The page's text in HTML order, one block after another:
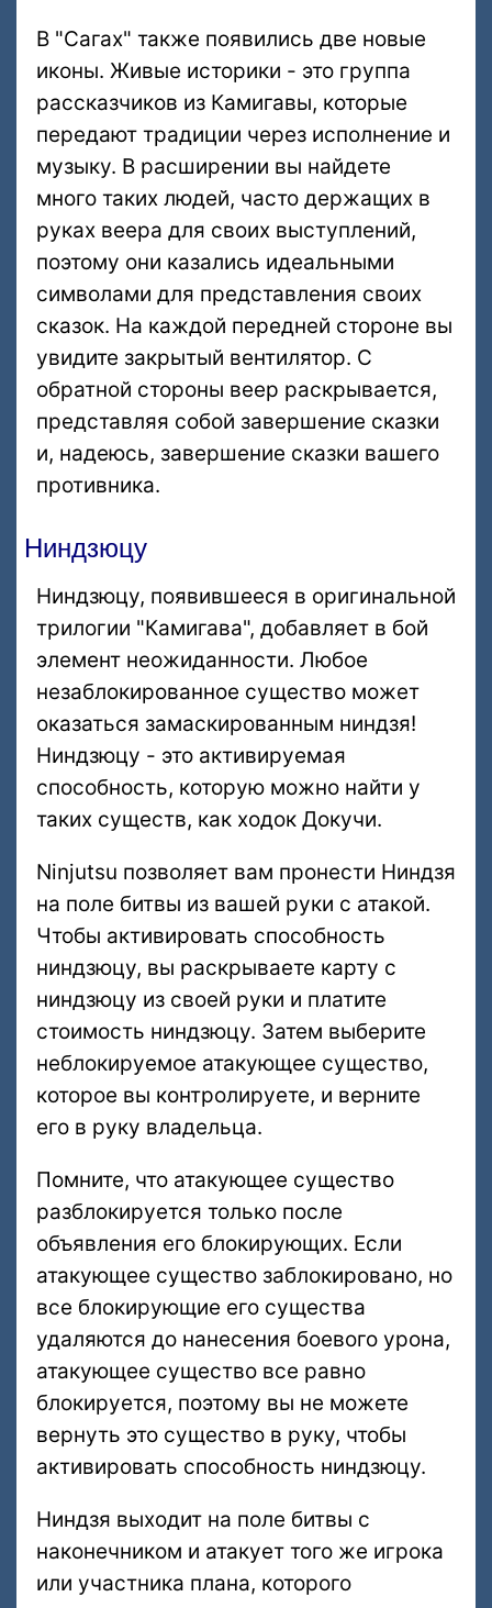
В "Сагах" также появились две новые
иконы. Живые историки - это группа
рассказчиков из Камигавы, которые
передают традиции через исполнение и
музыку. В расширении вы найдете
много таких людей, часто держащих в
руках веера для своих выступлений,
поэтому они казались идеальными
символами для представления своих
сказок. На каждой передней стороне вы
увидите закрытый вентилятор. С
обратной стороны веер раскрывается,
представляя собой завершение сказки
и, надеюсь, завершение сказки вашего
противника.
Ниндзюцу
Ниндзюцу, появившееся в оригинальной
трилогии "Камигава", добавляет в бой
элемент неожиданности. Любое
незаблокированное существо может
оказаться замаскированным ниндзя!
Ниндзюцу - это активируемая
способность, которую можно найти у
таких существ, как ходок Докучи.
Ninjutsu позволяет вам пронести Ниндзя
на поле битвы из вашей руки с атакой.
Чтобы активировать способность
ниндзюцу, вы раскрываете карту с
ниндзюцу из своей руки и платите
стоимость ниндзюцу. Затем выберите
неблокируемое атакующее существо,
которое вы контролируете, и верните
его в руку владельца.
Помните, что атакующее существо
разблокируется только после
объявления его блокирующих. Если
атакующее существо заблокировано, но
все блокирующие его существа
удаляются до нанесения боевого урона,
атакующее существо все равно
блокируется, поэтому вы не можете
вернуть это существо в руку, чтобы
активировать способность ниндзюцу.
Ниндзя выходит на поле битвы с
наконечником и атакует того же игрока
или участника плана, которого